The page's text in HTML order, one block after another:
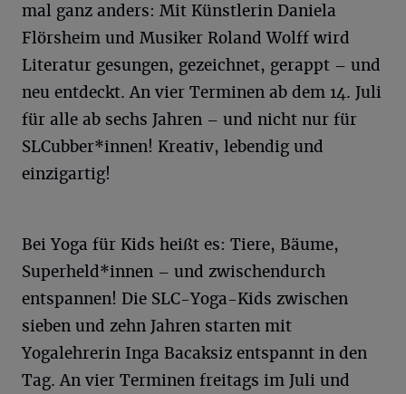
mal ganz anders: Mit Künstlerin Daniela
Flörsheim und Musiker Roland Wolff wird
Literatur gesungen, gezeichnet, gerappt – und
neu entdeckt. An vier Terminen ab dem 14. Juli
für alle ab sechs Jahren – und nicht nur für
SLCubber*innen! Kreativ, lebendig und
einzigartig!
Bei Yoga für Kids heißt es: Tiere, Bäume,
Superheld*innen – und zwischendurch
entspannen! Die SLC-Yoga-Kids zwischen
sieben und zehn Jahren starten mit
Yogalehrerin Inga Bacaksiz entspannt in den
Tag. An vier Terminen freitags im Juli und